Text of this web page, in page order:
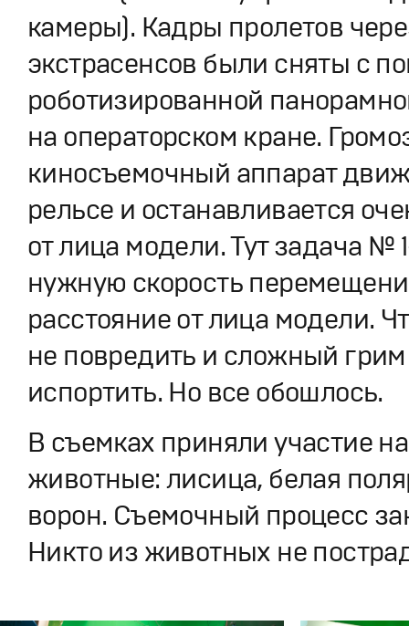
камеры). Кадры пролетов
экстрасенсов были сняты с
роботизированной
на операторском кране.
киносъемочный аппарат
рельсе и останавливается
от лица модели. Тут задача №
нужную скорость
расстояние от лица модели.
не повредить и сложный грим
испортить. Но все обошлось.
В съемках приняли участие
животные: лисица, белая
ворон. Съемочный процесс
Никто из животных не